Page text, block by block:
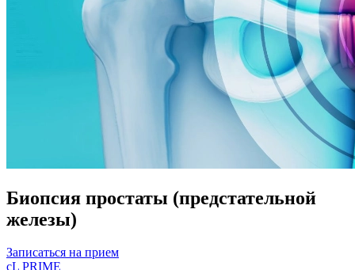
Биопсия простаты (предстательной
железы)
Записаться на прием
cL PRIME